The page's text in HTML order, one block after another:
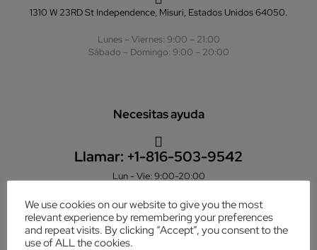
1310 W 23RD St Independence, Misuri, Estados Unidos 64050.
Lunes – Viernes: 9:00 – 21:00
Sábado – Domingo: 9:00 – 20:00
Necesitas ayuda
Llamar: +1-816-503-9542
Lun - Vie: 9:00-20:00
fridasmarket21@gmail.com
We use cookies on our website to give you the most
relevant experience by remembering your preferences
and repeat visits. By clicking “Accept”, you consent to the
use of ALL the cookies.